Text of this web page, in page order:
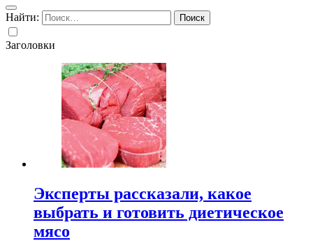
Найти:
Заголовки
Эксперты рассказали, какое
выбрать и готовить диетическое
мясо